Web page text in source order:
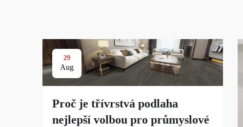
29
Aug
Proč je třívrstvá podlaha
nejlepší volbou pro průmyslové